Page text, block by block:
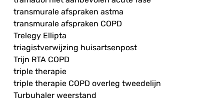
transmurale afspraken astma
transmurale afspraken COPD
Trelegy Ellipta
triagistverwijzing huisartsenpost
Trijn RTA COPD
triple therapie
triple therapie COPD overleg tweedelijn
Turbuhaler weerstand